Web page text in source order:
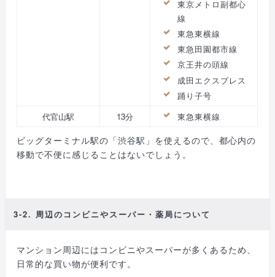
東京メトロ副都心
線
東急東横線
東急田園都市線
京王井の頭線
成田エクスプレス
踊り子号
代官山駅
13分 東急東横線
ビッグターミナル駅の「渋谷駅」を使えるので、都心内の
移動で不便に感じることはないでしょう。
3-2. 周辺のコンビニやスーパー・薬局について
マンション周辺にはコンビニやスーパーが多くあるため、
日常的な買い物が便利です。